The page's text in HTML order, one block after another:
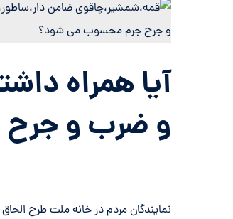
آیا همراه
و ضرب و
نمایندگان مردم در خانه ملت طرح الحاق دو تبصره به ماده ۶۱۷ قانون